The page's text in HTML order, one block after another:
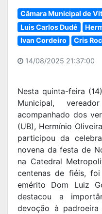
Câmara Municipal de
Luis Carlos Dudé
Ivan Cordeiro
Cris
14/08/2025 21:37:00
Nesta quinta-feira
Municipal,
acompanhado dos
(UB), Hermínio
participou da
novena da festa de
na Catedral
centenas de fiéis,
emérito Dom Luiz
destacou a
devoção à